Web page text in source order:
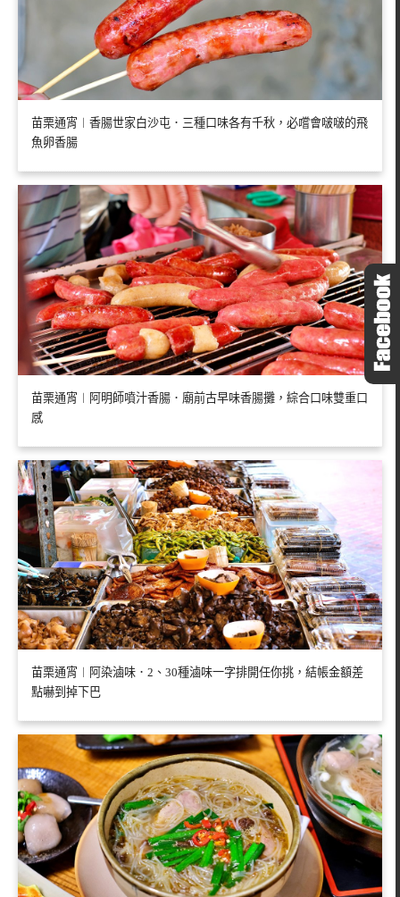
苗栗通宵︱香腸世家白沙屯．三種口味各有千秋，必嚐會啵啵的飛
魚卵香腸
苗栗通宵︱阿明師噴汁香腸．廟前古早味香腸攤，綜合口味雙重口
感
苗栗通宵︱阿染滷味．2、30種滷味一字排開任你挑，結帳金額差
點嚇到掉下巴